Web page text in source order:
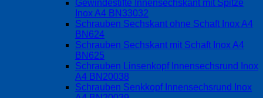
Gewindestifte Innensechskant mit Spitze
Inox A4 BN33032
Schrauben Sechskant ohne Schaft Inox A4
BN624
Schrauben Sechskant mit Schaft Inox A4
BN625
Schrauben Linsenkopf Innensechsrund Inox
A4 BN20038
Schrauben Senkkopf Innensechsrund Inox